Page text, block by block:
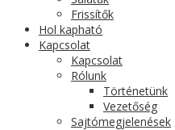
Frissítők
Hol kapható
Kapcsolat
Kapcsolat
Rólunk
Történetünk
Vezetőség
Sajtómegjelenések